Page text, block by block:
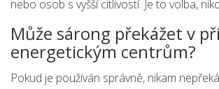
nebo osob s vyšší citlivostí. Je to volba,
Může sárong překážet v
energetickým centrům?
Pokud je používán správně, nikam